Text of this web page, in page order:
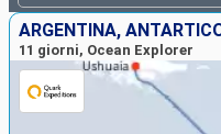
ARGENTINA,
11 giorni, Ocean Explorer